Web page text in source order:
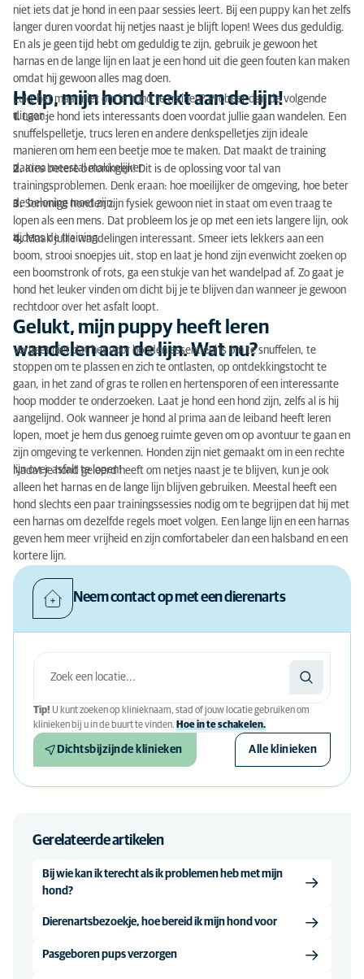
niet iets dat je hond in een paar sessies leert. Bij een puppy kan het zelfs
langer duren voordat hij netjes naast je blijft lopen! Wees dus geduldig.
En als je geen tijd hebt om geduldig te zijn, gebruik je gewoon het
harnas en de lange lijn en laat je een hond uit die geen fouten kan maken
omdat hij gewoon alles mag doen.
Help, mijn hond trekt aan de lijn!
Lukt het maar niet om je hond te trainen? Probeer dan de volgende
dingen:
1.Laat je hond iets interessants doen voordat jullie gaan wandelen. Een
snuffelspelletje, trucs leren en andere denkspelletjes zijn ideale
manieren om hem een beetje moe te maken. Dat maakt de training
daarna meestal makkelijker.
2.Kies betere beloningen! Dit is de oplossing voor tal van
trainingsproblemen. Denk eraan: hoe moeilijker de omgeving, hoe beter
de beloning moet zijn.
3.Sommige honden zijn fysiek gewoon niet in staat om even traag te
lopen als een mens. Dat probleem los je op met een iets langere lijn, ook
tijdens de training.
4.Maak jullie wandelingen interessant. Smeer iets lekkers aan een
boom, strooi snoepjes uit, stop en laat je hond zijn evenwicht zoeken op
een boomstronk of rots, ga een stukje van het wandelpad af. Zo gaat je
hond het leuker vinden om dicht bij je te blijven dan wanneer je gewoon
rechtdoor over het asfalt loopt.
Gelukt, mijn puppy heeft leren
wandelen aan de lijn. Wat nu?
Vergeet niet dat het voor honden essentieel is om te snuffelen, te
stoppen om te plassen en zich te ontlasten, op ontdekkingstocht te
gaan, in het zand of gras te rollen en hertensporen of een interessante
hoop modder te onderzoeken. Laat je hond een hond zijn, zelfs al is hij
aangelijnd. Ook wanneer je hond al prima aan de leiband heeft leren
lopen, moet je hem dus genoeg ruimte geven om op avontuur te gaan en
zijn omgeving te verkennen. Honden zijn niet gemaakt om in een rechte
lijn over asfalt te lopen!
Nadat je hond geleerd heeft om netjes naast je te blijven, kun je ook
alleen het harnas en de lange lijn blijven gebruiken. Meestal heeft een
hond slechts een paar trainingssessies nodig om te begrijpen dat hij met
een harnas om dezelfde regels moet volgen. Een lange lijn en een harnas
geven hem meer vrijheid en zijn comfortabeler dan een halsband en een
kortere lijn.
Neem contact op met een dierenarts
Tip! U kunt zoeken op klinieknaam, stad of jouw locatie gebruiken om
klinieken bij u in de buurt te vinden. Hoe in te schakelen.
Dichtsbijzijnde klinieken Alle klinieken
Gerelateerde artikelen
Bij wie kan ik terecht als ik problemen heb met mijn
hond?
Dierenartsbezoekje, hoe bereid ik mijn hond voor
Pasgeboren pups verzorgen